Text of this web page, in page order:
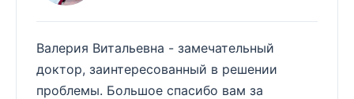
Валерия Витальевна - замечательный
доктор, заинтересованный в решении
проблемы. Большое спасибо вам за